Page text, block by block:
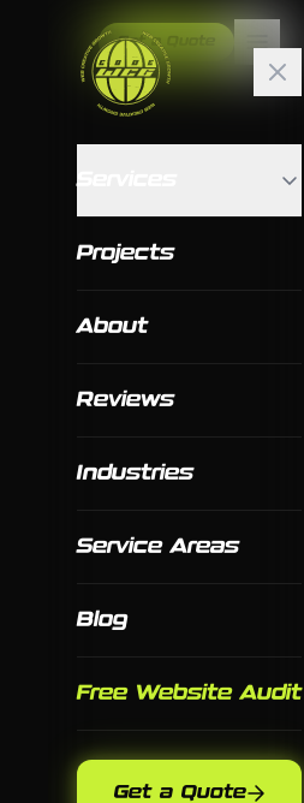
Get a Quote
Projects
About
Reviews
Industries
Service Areas
Blog
Free Website Audit
Get a Quote